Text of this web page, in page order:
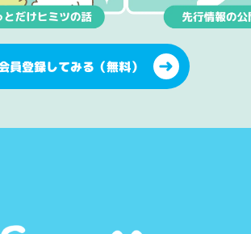
員登録してみる（無料）